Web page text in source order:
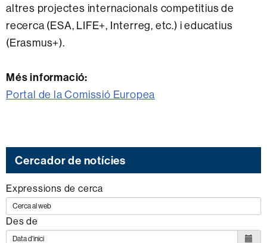
altres projectes internacionals competitius de
recerca (ESA, LIFE+, Interreg, etc.) i educatius
(Erasmus+).
Més informació:
Portal de la Comissió Europea
Cercador de notícies
Expressions de cerca
Des de